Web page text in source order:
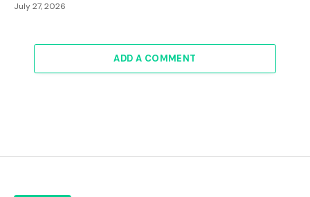
July 27, 2026
ADD A COMMENT